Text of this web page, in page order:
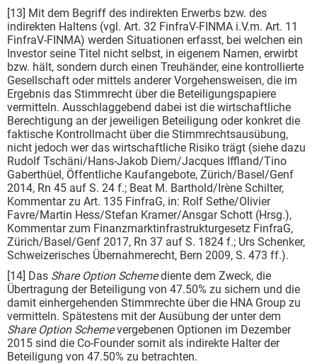
[13] Mit dem Begriff des indirekten Erwerbs bzw. des
indirekten Haltens (vgl. Art. 32 FinfraV-FINMA i.V.m. Art. 11
FinfraV-FINMA) werden Situationen erfasst, bei welchen ein
Investor seine Titel nicht selbst, in eigenem Namen, erwirbt
bzw. hält, sondern durch einen Treuhänder, eine kontrollierte
Gesellschaft oder mittels anderer Vorgehensweisen, die im
Ergebnis das Stimmrecht über die Beteiligungspapiere
vermitteln. Ausschlaggebend dabei ist die wirtschaftliche
Berechtigung an der jeweiligen Beteiligung oder konkret die
faktische Kontrollmacht über die Stimmrechtsausübung,
nicht jedoch wer das wirtschaftliche Risiko trägt (siehe dazu
Rudolf Tschäni/Hans-Jakob Diem/Jacques Iffland/Tino
Gaberthüel, Öffentliche Kaufangebote, Zürich/Basel/Genf
2014, Rn 45 auf S. 24 f.; Beat M. Barthold/Irène Schilter,
Kommentar zu Art. 135 FinfraG, in: Rolf Sethe/Olivier
Favre/Martin Hess/Stefan Kramer/Ansgar Schott (Hrsg.),
Kommentar zum Finanzmarktinfrastrukturgesetz FinfraG,
Zürich/Basel/Genf 2017, Rn 37 auf S. 1824 f.; Urs Schenker,
Schweizerisches Übernahmerecht, Bern 2009, S. 473 ff.).
[14] Das Share Option Schemediente dem Zweck, die
Übertragung der Beteiligung von 47.50% zu sichern und die
damit einhergehenden Stimmrechte über die HNA Group zu
vermitteln. Spätestens mit der Ausübung der unter dem
Share Option Schemevergebenen Optionen im Dezember
2015 sind die Co-Founder somit als indirekte Halter der
Beteiligung von 47.50% zu betrachten.